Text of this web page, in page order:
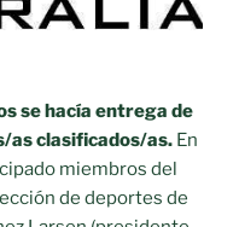
se hacía entrega de
as clasificados/as. En
miembros del
de deportes de